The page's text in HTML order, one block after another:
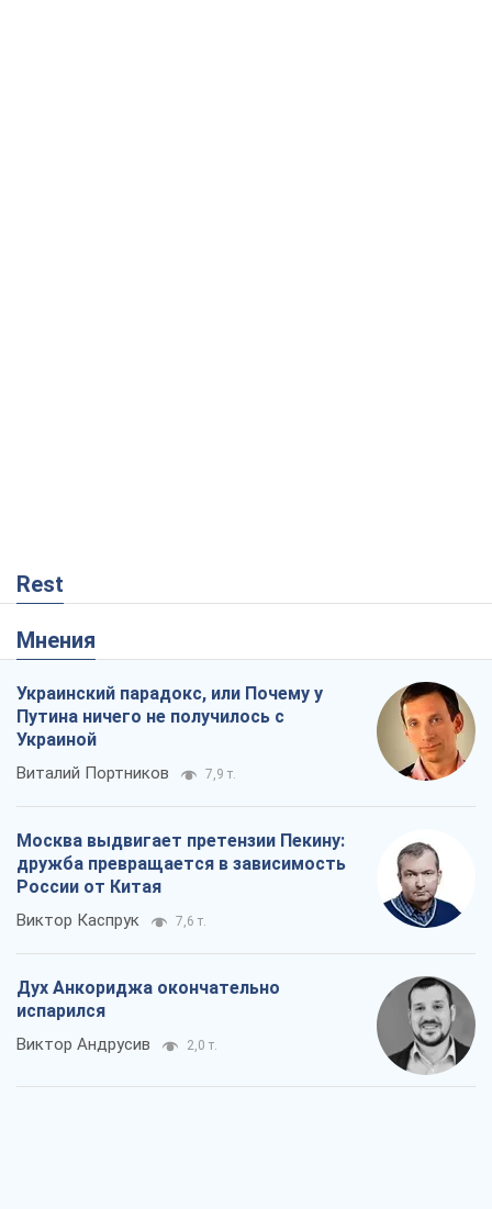
Rest
Мнения
Украинский парадокс, или Почему у
Путина ничего не получилось с
Украиной
Виталий Портников 7,9 т.
Москва выдвигает претензии Пекину:
дружба превращается в зависимость
России от Китая
Виктор Каспрук 7,6 т.
Дух Анкориджа окончательно
испарился
Виктор Андрусив 2,0 т.